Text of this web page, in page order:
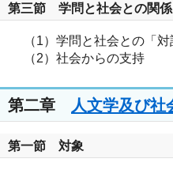
第三節 学問と社会との関係
（1）学問と社会との「対
（2）社会からの支持
第二章 人文学及び社
第一節 対象